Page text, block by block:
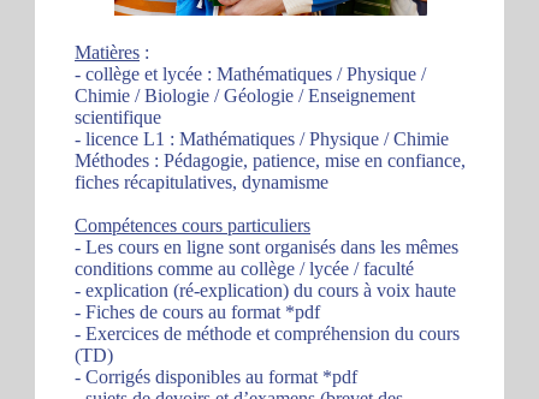
Matières :
- collège et lycée : Mathématiques / Physique /
Chimie / Biologie / Géologie / Enseignement
scientifique
- licence L1 : Mathématiques / Physique / Chimie
Méthodes : Pédagogie, patience, mise en confiance,
fiches récapitulatives, dynamisme
Compétences cours particuliers
- Les cours en ligne sont organisés dans les mêmes
conditions comme au collège / lycée / faculté
- explication (ré-explication) du cours à voix haute
- Fiches de cours au format *pdf
- Exercices de méthode et compréhension du cours
(TD)
- Corrigés disponibles au format *pdf